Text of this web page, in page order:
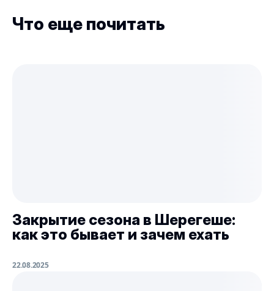
Что еще почитать
Закрытие сезона в Шерегеше:
как это бывает и зачем ехать
22.08.2025